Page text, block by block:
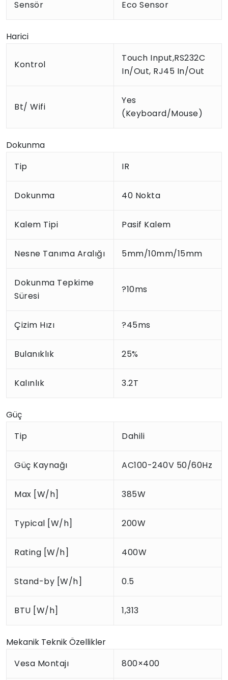
Sensör Eco Sensor
Harici
Kontrol
Touch Input,RS232C
In/Out, RJ45 In/Out
Bt/ Wifi
Yes
(Keyboard/Mouse)
Dokunma
Tip
IR
Dokunma 40 Nokta
Kalem Tipi Pasif Kalem
Nesne Tanıma Aralığı 5mm/10mm/15mm
Dokunma Tepkime
Süresi
?10ms
Çizim Hızı ?45ms
Bulanıklık 25%
Kalınlık 3.2T
Güç
Tip
Dahili
Güç Kaynağı AC100-240V 50/60Hz
Max [W/h] 385W
Typical [W/h] 200W
Rating [W/h] 400W
Stand-by [W/h] 0.5
BTU [W/h] 1,313
Mekanik Teknik Özellikler
Vesa Montajı
800×400